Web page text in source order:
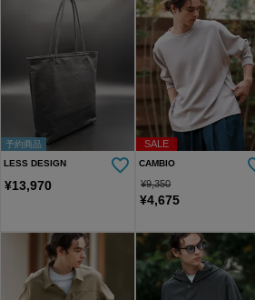
予約商品
LESS DESIGN
¥13,970
SALE
CAMBIO
¥9,350
¥4,675